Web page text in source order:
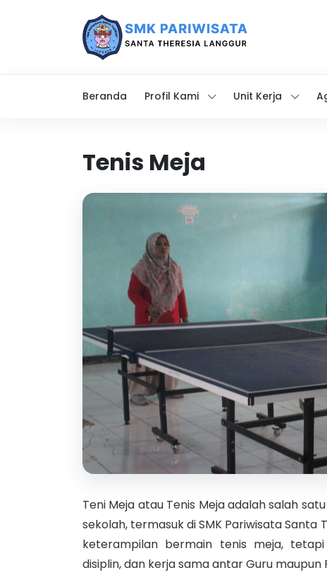
Beranda Profil Kami Unit Kerja
Tenis Meja
Teni Meja atau Tenis Meja adalah salah
sekolah, termasuk di SMK Pariwisata
keterampilan bermain tenis meja,
disiplin, dan kerja sama antar Guru maupun